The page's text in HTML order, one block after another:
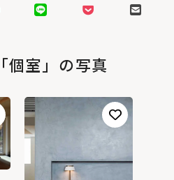
個室」の写真